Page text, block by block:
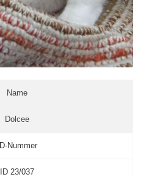
Name
Dolcee
ID-Nummer
ID 23/037